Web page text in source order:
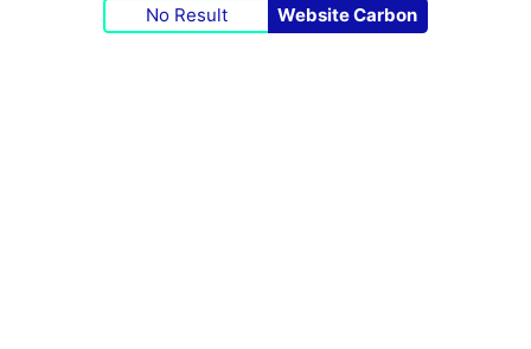
No Result Website Carbon